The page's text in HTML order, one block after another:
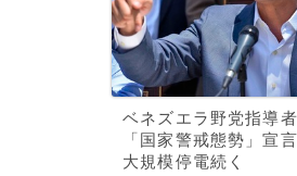
ベネズエラ野党指導
「国家警戒態勢」宣
大規模停電続く